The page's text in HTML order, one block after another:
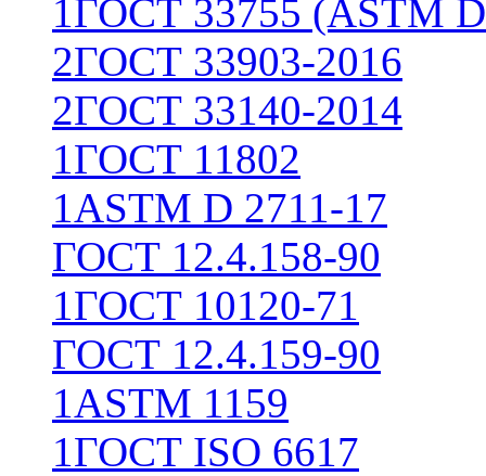
1ГОСТ 33755 (ASTM
2ГОСТ 33903-2016
2ГОСТ 33140-2014
1ГОСТ 11802
1ASTM D 2711-17
ГОСТ 12.4.158-90
1ГОСТ 10120-71
ГОСТ 12.4.159-90
1ASTM 1159
1ГОСТ ISO 6617